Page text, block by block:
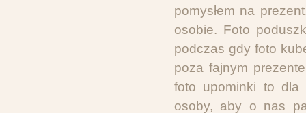
pomysłem na
osobie. Foto
podczas gdy foto
poza fajnym
foto upominki to dla
osoby, aby o nas